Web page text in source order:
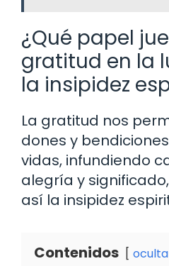
¿Qué papel
gratitud en la
la insipidez
La gratitud nos
dones y
vidas, infundiendo
alegría y
así la insipidez
Contenidos